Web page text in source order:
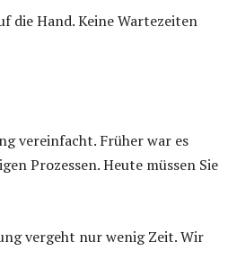
die Hand. Keine Wartezeiten
vereinfacht. Früher war es
Prozessen. Heute müssen Sie
vergeht nur wenig Zeit. Wir